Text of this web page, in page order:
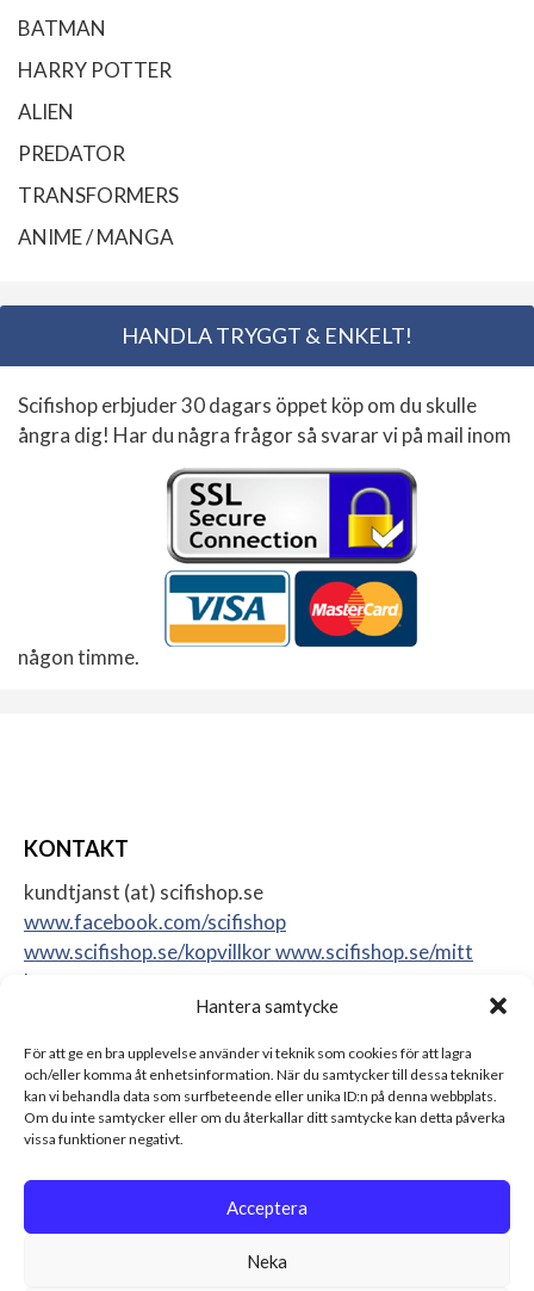
Hantera samtycke
För att ge en bra upplevelse använder vi teknik som cookies för att lagra
och/eller komma åt enhetsinformation. När du samtycker till dessa tekniker
kan vi behandla data som surfbeteende eller unika ID:n på denna webbplats.
Om du inte samtycker eller om du återkallar ditt samtycke kan detta påverka
vissa funktioner negativt.
Acceptera
Neka
BATMAN
HARRY POTTER
ALIEN
PREDATOR
TRANSFORMERS
ANIME / MANGA
HANDLA TRYGGT & ENKELT!
Scifishop erbjuder 30 dagars öppet köp om du skulle
ångra dig! Har du några frågor så svarar vi på mail inom
någon timme.
KONTAKT
kundtjanst (at) scifishop.se
www.facebook.com/scifishop
www.scifishop.se/kopvillkorwww.scifishop.se/mitt
konto
Sweden